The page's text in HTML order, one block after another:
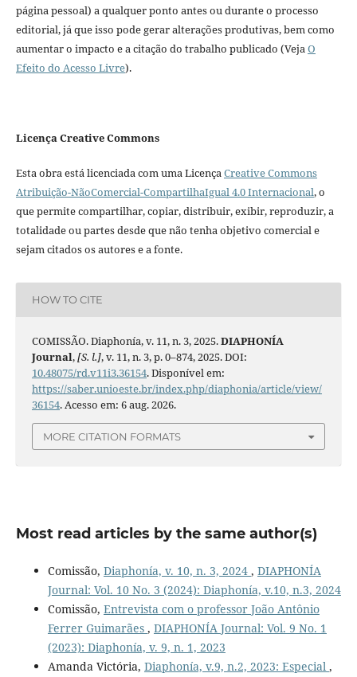
página pessoal) a qualquer ponto antes ou durante o processo
editorial, já que isso pode gerar alterações produtivas, bem como
aumentar o impacto e a citação do trabalho publicado (VejaO
Efeito do Acesso Livre).
Licença Creative Commons
Esta obra está licenciada com uma LicençaCreative Commons
Atribuição-NãoComercial-CompartilhaIgual 4.0 Internacional, o
que permite compartilhar, copiar, distribuir, exibir, reproduzir, a
totalidade ou partes desde que não tenha objetivo comercial e
sejam citados os autores e a fonte.
HOW TO CITE
COMISSÃO. Diaphonía, v. 11, n. 3, 2025.DIAPHONÍA
Journal,[S. l.], v. 11, n. 3, p. 0–874, 2025. DOI:
10.48075/rd.v11i3.36154. Disponível em:
https://saber.unioeste.br/index.php/diaphonia/article/view/
36154. Acesso em: 6 aug. 2026.
MORE CITATION FORMATS
Most read articles by the same author(s)
Comissão, Diaphonía, v. 10, n. 3, 2024 , DIAPHONÍA
Journal: Vol. 10 No. 3 (2024): Diaphonía, v.10, n.3, 2024
Comissão, Entrevista com o professor João Antônio
Ferrer Guimarães , DIAPHONÍA Journal: Vol. 9 No. 1
(2023): Diaphonía, v. 9, n. 1, 2023
Amanda Victória, Diaphonía, v.9, n.2, 2023: Especial ,